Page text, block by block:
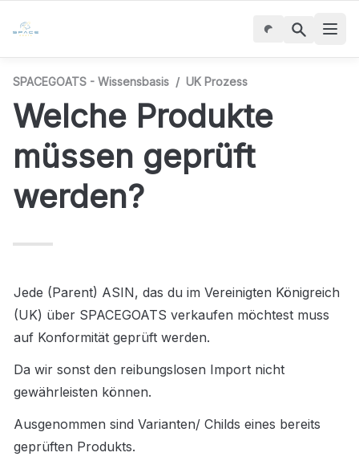
SPACEGOATS - Wissensbasis / UK Prozess
Welche Produkte
müssen geprüft
werden?
Jede (Parent) ASIN, das du im Vereinigten Königreich
(UK) über SPACEGOATS verkaufen möchtest muss
auf Konformität geprüft werden.
Da wir sonst den reibungslosen Import nicht
gewährleisten können.
Ausgenommen sind Varianten/ Childs eines bereits
geprüften Produkts.